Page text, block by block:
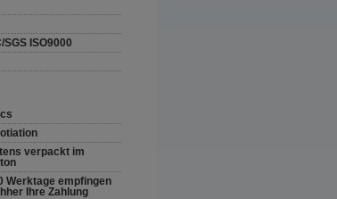
SGS ISO9000
verpackt im
Werktage empfingen
Ihre Zahlung